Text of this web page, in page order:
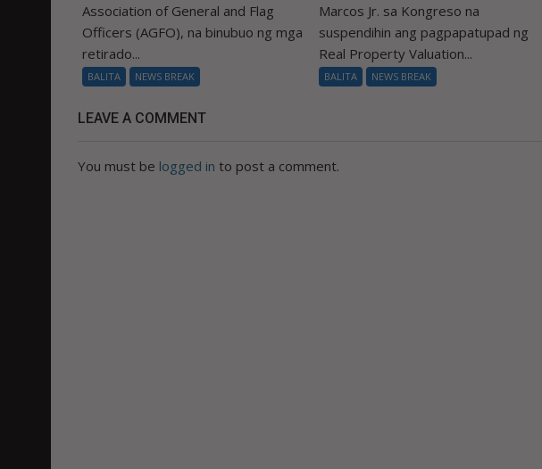
Association of General and Flag
Officers (AGFO), na binubuo ng mga
retirado...
BALITA NEWS BREAK
Marcos Jr. sa Kongreso na
suspendihin ang pagpapatupad ng
Real Property Valuation...
BALITA NEWS BREAK
LEAVE A COMMENT
You must be logged in to post a comment.